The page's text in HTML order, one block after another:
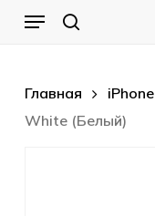
Menu
Главная iPhone
White (Белый)